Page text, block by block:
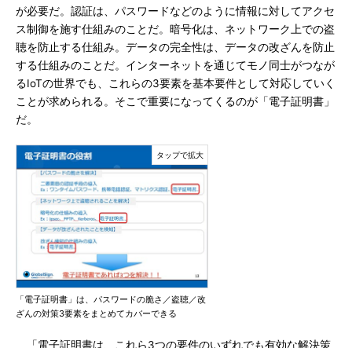
が必要だ。認証は、パスワードなどのように情報に対してアクセ
ス制御を施す仕組みのことだ。暗号化は、ネットワーク上での盗
聴を防止する仕組み。データの完全性は、データの改ざんを防止
する仕組みのことだ。インターネットを通じてモノ同士がつなが
るIoTの世界でも、これらの3要素を基本要件として対応していく
ことが求められる。そこで重要になってくるのが「電子証明書」
だ。
「電子証明書」は、パスワードの脆さ／盗聴／改
ざんの対策3要素をまとめてカバーできる
「電子証明書は、これら3つの要件のいずれでも有効な解決策